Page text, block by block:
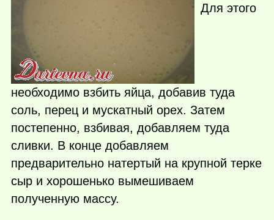
Для этого
необходимо взбить яйца, добавив туда
соль, перец и мускатный орех. Затем
постепенно, взбивая, добавляем туда
сливки. В конце добавляем
предварительно натертый на крупной терке
сыр и хорошенько вымешиваем
полученную массу.